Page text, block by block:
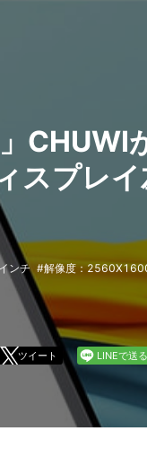
スプレ
ンチ 解像度：
ツイート LINEで送る